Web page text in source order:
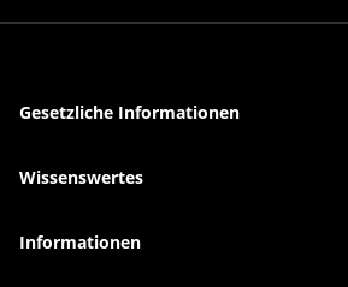
Gesetzliche Informationen
Wissenswertes
Informationen